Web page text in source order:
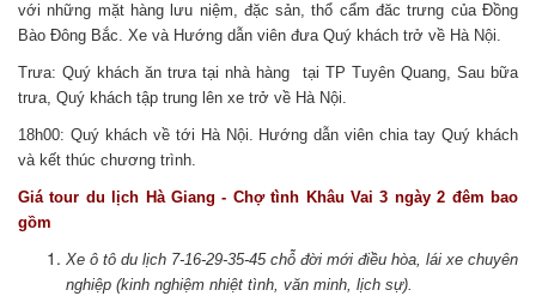
với những mặt hàng lưu niệm, đặc sản, thổ cẩm đăc trưng của Đồng
Bào Đông Bắc. Xe và Hướng dẫn viên đưa Quý khách trở về Hà Nội.
Trưa: Quý khách ăn trưa tại nhà hàng tại TP Tuyên Quang, Sau bữa
trưa, Quý khách tập trung lên xe trở về Hà Nội.
18h00: Quý khách về tới Hà Nội. Hướng dẫn viên chia tay Quý khách
và kết thúc chương trình.
Giá tour du lịch Hà Giang - Chợ tình Khâu Vai 3 ngày 2 đêm bao
gồm
Xe ô tô du lịch 7-16-29-35-45 chỗ đời mới điều hòa, lái xe chuyên
nghiệp (kinh nghiệm nhiệt tình, văn minh, lịch sự).